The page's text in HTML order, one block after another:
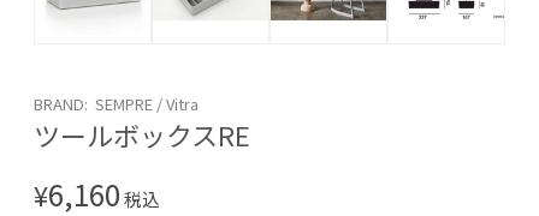
BRAND: SEMPRE / Vitra
ツールボックスRE
¥6,160税込